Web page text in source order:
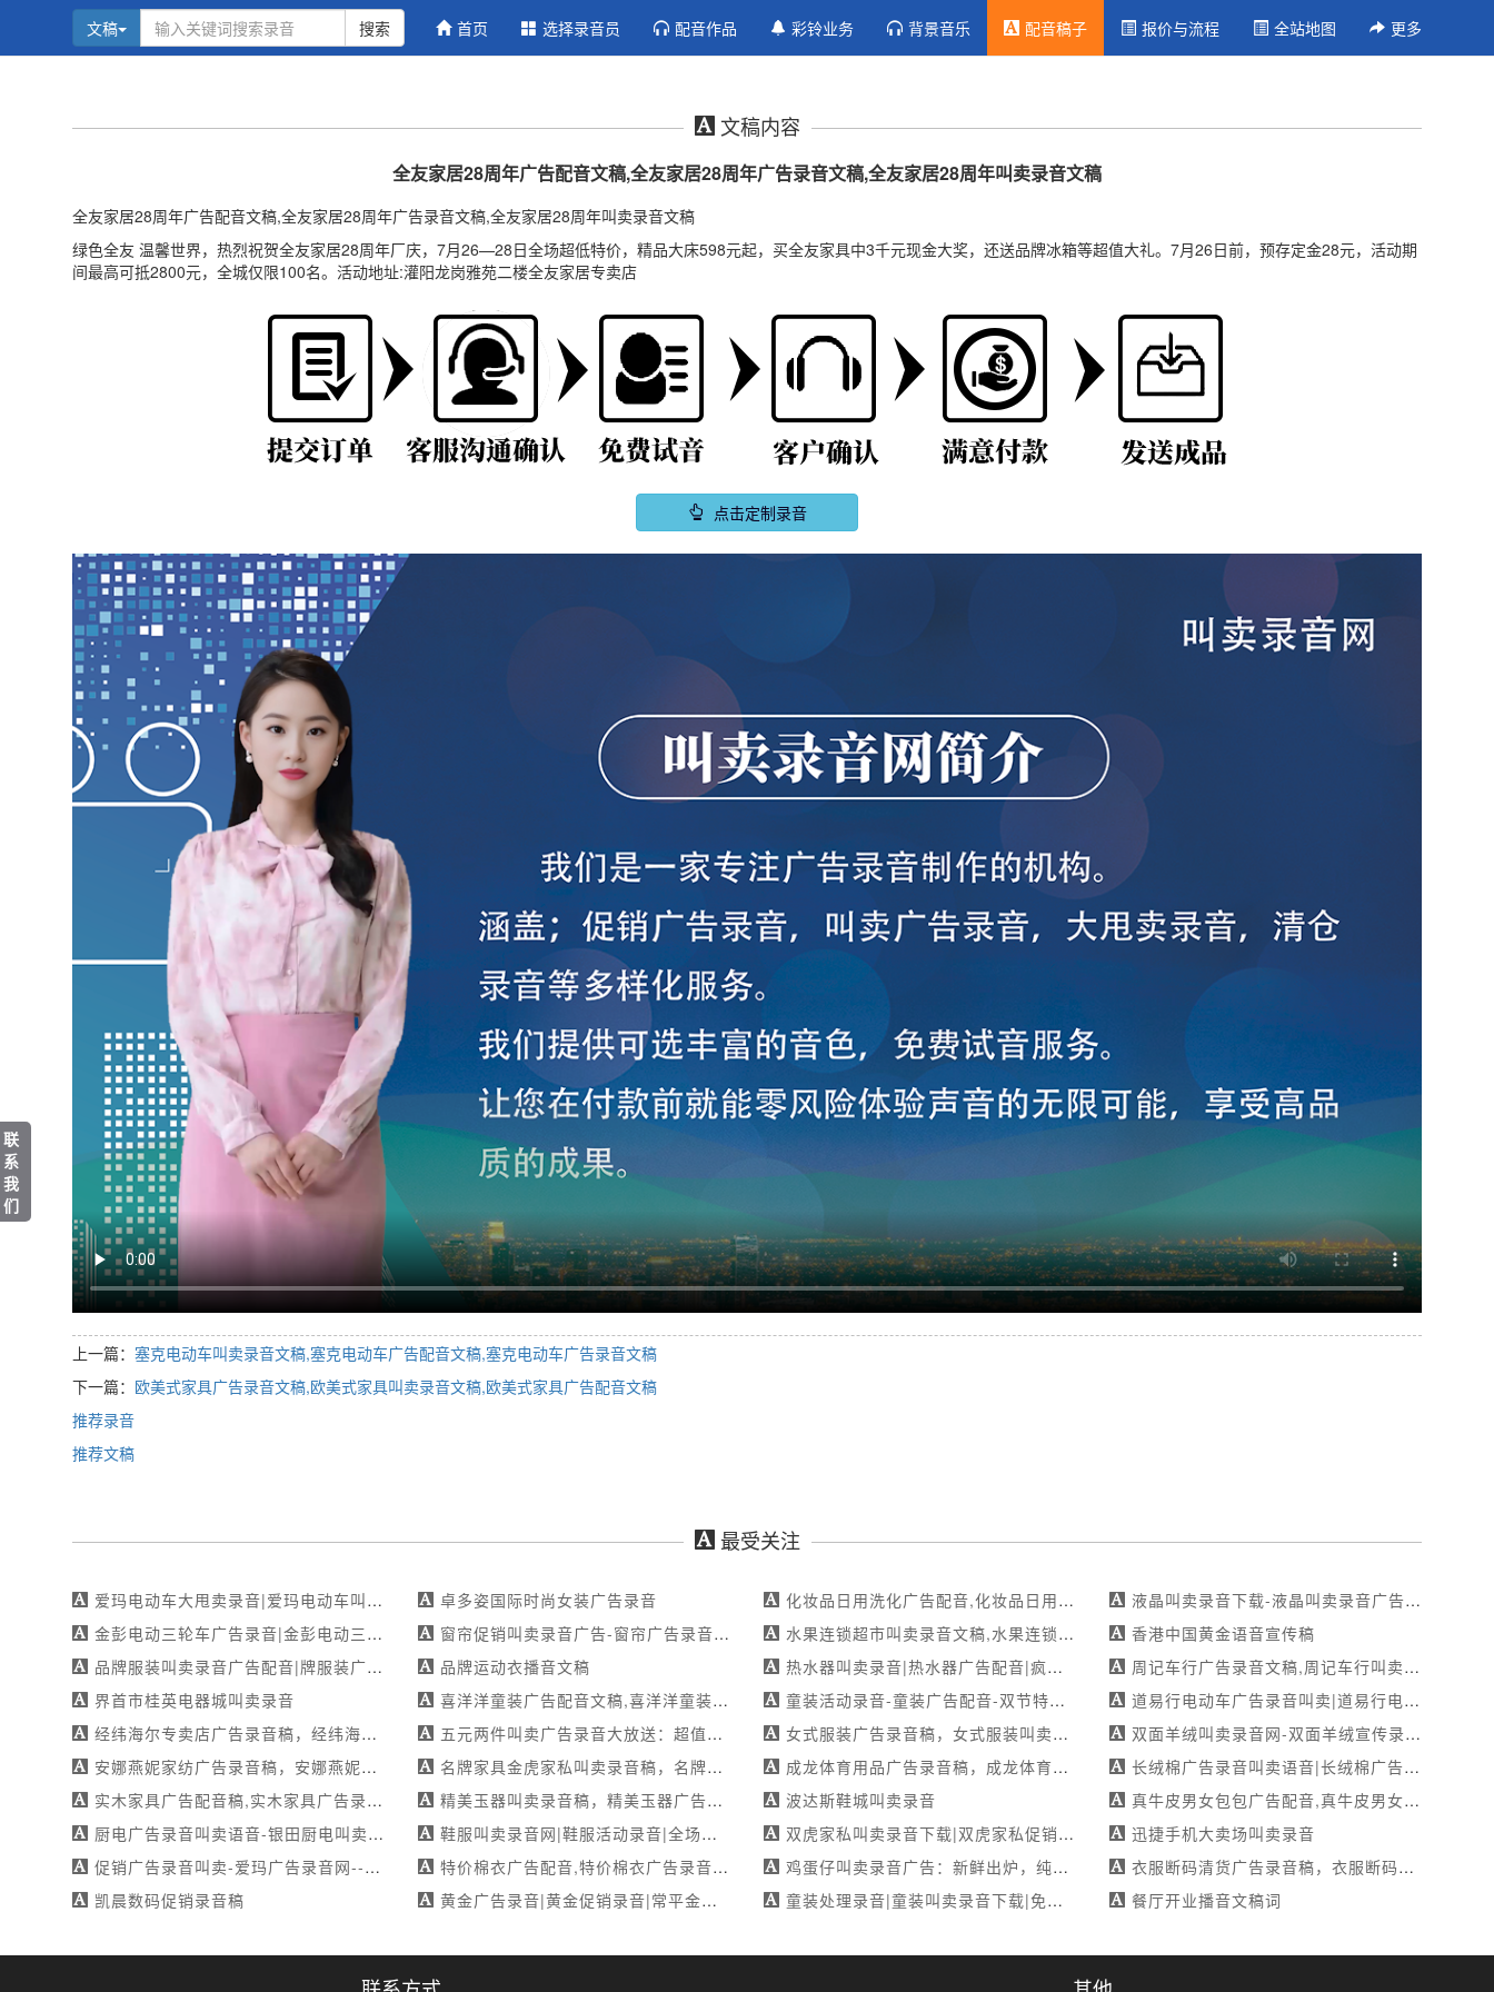
文稿 搜索 首页 选择录音员 配音作品 彩铃业务 背景音乐 配音稿子 报价与流程 全站地图 更多
文稿内容
全友家居28周年广告配音文稿,全友家居28周年广告录音文稿,全友家居28周年叫卖录音文稿
全友家居28周年广告配音文稿,全友家居28周年广告录音文稿,全友家居28周年叫卖录音文稿
绿色全友 温馨世界，热烈祝贺全友家居28周年厂庆，7月26—28日全场超低特价，精品大床598元起，买全友家具中3千元现金大奖，还送品牌冰箱等超值大礼。7月26日前，预存定金28元，活动期
间最高可抵2800元，全城仅限100名。活动地址:灌阳龙岗雅苑二楼全友家居专卖店
点击定制录音
上一篇： 塞克电动车叫卖录音文稿,塞克电动车广告配音文稿,塞克电动车广告录音文稿
下一篇： 欧美式家具广告录音文稿,欧美式家具叫卖录音文稿,欧美式家具广告配音文稿
推荐录音
推荐文稿
最受关注
爱玛电动车大甩卖录音|爱玛电动车叫卖录音下载|中秋特惠抢购-mp3下载
金彭电动三轮车广告录音|金彭电动三轮车叫卖录音广告|特惠来袭-专业承接各类广告录制作
品牌服装叫卖录音广告配音|牌服装广告录音叫卖|超值断码折扣-真人录音下载
界首市桂英电器城叫卖录音
经纬海尔专卖店广告录音稿，经纬海尔专卖店叫卖录音稿，经纬海尔专卖店广告配音稿
安娜燕妮家纺广告录音稿，安娜燕妮家纺叫卖录音稿，安娜燕妮家纺广告配音稿
实木家具广告配音稿,实木家具广告录音稿,实木家具叫卖录音稿
厨电广告录音叫卖语音-银田厨电叫卖录音下载-超值优惠大放送
促销广告录音叫卖-爱玛广告录音网--满足您的个性化需求
凯晨数码促销录音稿
卓多姿国际时尚女装广告录音
窗帘促销叫卖录音广告-窗帘广告录音叫卖语音-展望软装盛大开业-专注配音服务
品牌运动衣播音文稿
喜洋洋童装广告配音文稿,喜洋洋童装广告录音文稿,喜洋洋童装叫卖录音文稿
五元两件叫卖广告录音大放送：超值优惠，不容错过
名牌家具金虎家私叫卖录音稿，名牌家具金虎家私广告配音稿，名牌家具金虎家私广告录音稿
精美玉器叫卖录音稿，精美玉器广告配音稿，精美玉器广告录音稿
鞋服叫卖录音网|鞋服活动录音|全场亏本大甩卖，39元起惊爆价！-玉秀文化-真人试音
特价棉衣广告配音,特价棉衣广告录音,特价棉衣叫卖录音
黄金广告录音|黄金促销录音|常平金美万和百货中金黄金珠宝老店大清货-满足不同需求
化妆品日用洗化广告配音,化妆品日用洗化广告录音,化妆品日用洗化叫卖录音
水果连锁超市叫卖录音文稿,水果连锁超市广告配音词,水果连锁超市广告录音台词
热水器叫卖录音|热水器广告配音|疯狂抢购周特惠-专业承接各类广告录制作
童装活动录音-童装广告配音-双节特惠大放价-专注配音服务
女式服装广告录音稿，女式服装叫卖录音稿，女式服装广告配音稿
成龙体育用品广告录音稿，成龙体育用品叫卖录音稿，成龙体育用品广告配音稿
波达斯鞋城叫卖录音
双虎家私叫卖录音下载|双虎家私促销叫卖录音广告|限时清仓大甩卖-录音下载
鸡蛋仔叫卖录音广告：新鲜出炉，纯手工，金黄酥脆，蛋香四溢！
童装处理录音|童装叫卖录音下载|免单节特惠来袭-专业承接各类广告录制作
液晶叫卖录音下载-液晶叫卖录音广告配音-辉达家电迎新年欢乐购-满足您的个性化需求
香港中国黄金语音宣传稿
周记车行广告录音文稿,周记车行叫卖录音文稿,周记车行广告配音文稿
道易行电动车广告录音叫卖|道易行电动车广告录音网-满足不同需求
双面羊绒叫卖录音网-双面羊绒宣传录音-2018清仓大促，买一送一！
长绒棉广告录音叫卖语音|长绒棉广告配音|超值清仓特卖-录音棚制作
真牛皮男女包包广告配音,真牛皮男女包包广告录音,真牛皮男女包包叫卖录音
迅捷手机大卖场叫卖录音
衣服断码清货广告录音稿，衣服断码清货叫卖录音稿，衣服断码清货广告配音
餐厅开业播音文稿词
联
系
我
们